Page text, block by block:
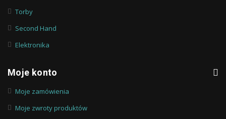
Torby
Second Hand
Elektronika
Moje konto
Moje zamówienia
Moje zwroty produktów